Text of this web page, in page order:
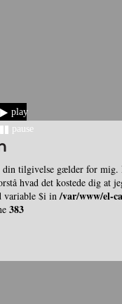
play
pause
din tilgivelse gælder for
dig at jeg fik
variable $i in/var/www/el-
383